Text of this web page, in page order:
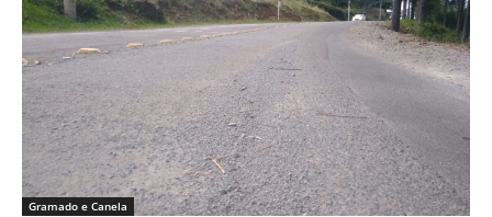
Gramado e Canela